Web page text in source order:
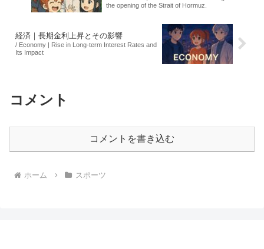
the opening of the Strait of Hormuz.
経済｜長期金利上昇とその影響
/ Economy | Rise in Long-term Interest Rates and
Its Impact
コメント
コメントを書き込む
ホーム スポーツ